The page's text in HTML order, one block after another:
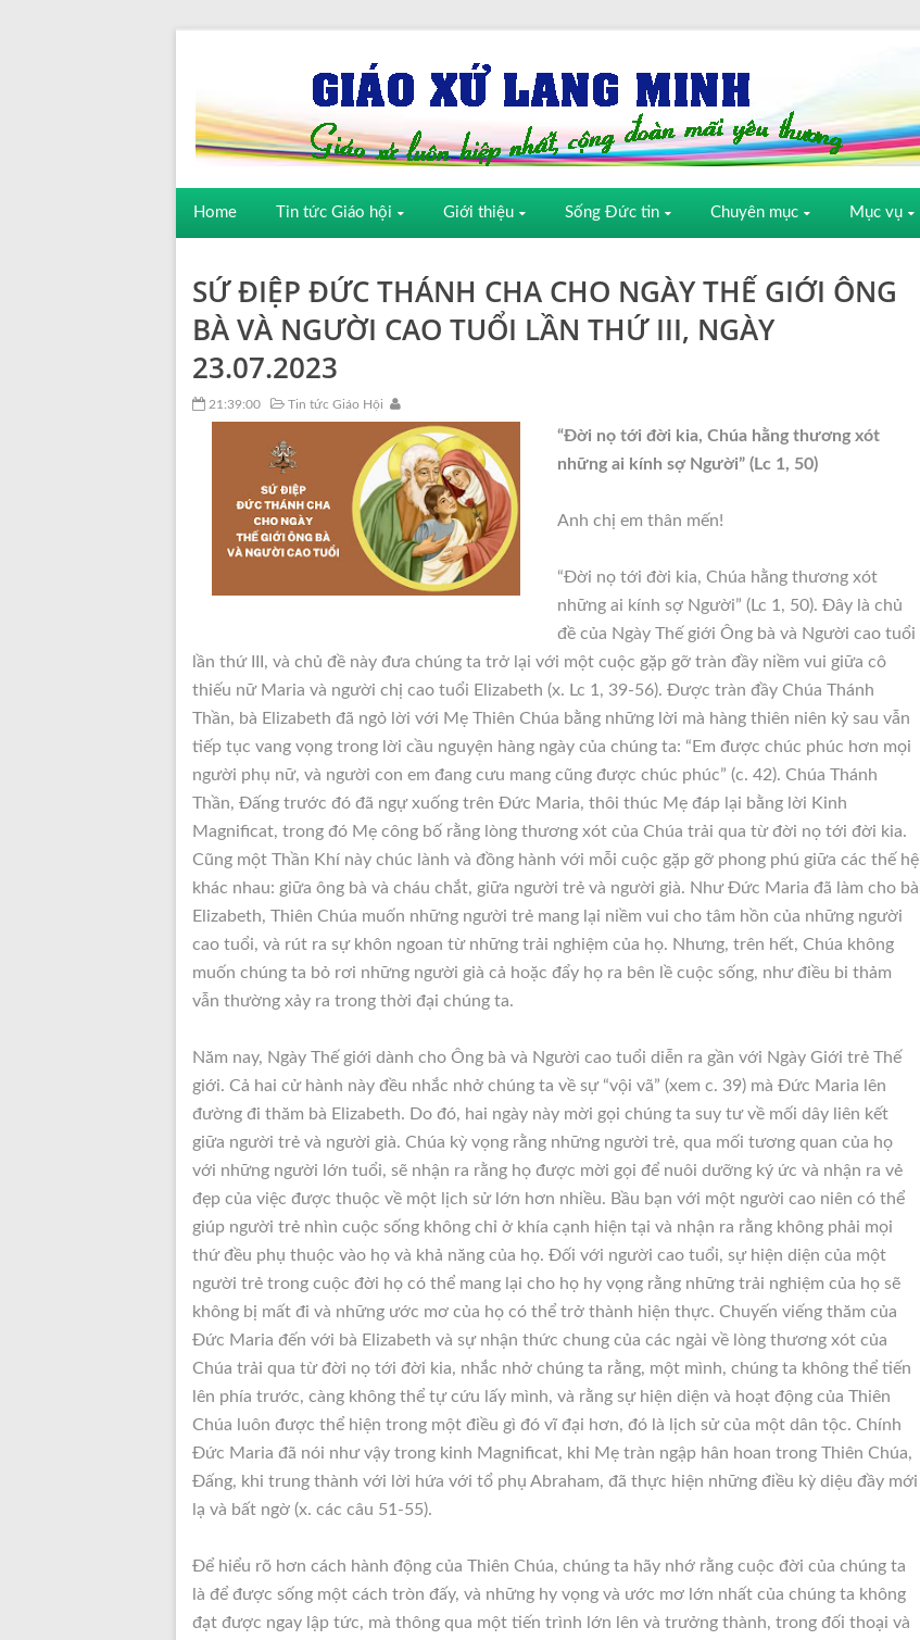
Home Tin tức Giáo hội Giới thiệu Sống Đức tin Chuyên mục Mục vụ
SỨ ĐIỆP ĐỨC THÁNH CHA CHO NGÀY THẾ GIỚI ÔNG
BÀ VÀ NGƯỜI CAO TUỔI LẦN THỨ III, NGÀY
23.07.2023
21:39:00 Tin tức Giáo Hội
“Ðời nọ tới đời kia, Chúa hằng thương xót
những ai kính sợ Người” (Lc 1, 50)
Anh chị em thân mến!
“Ðời nọ tới đời kia, Chúa hằng thương xót
những ai kính sợ Người” (Lc 1, 50). Đây là chủ
đề của Ngày Thế giới Ông bà và Người cao tuổi
lần thứ III, và chủ đề này đưa chúng ta trở lại với một cuộc gặp gỡ tràn đầy niềm vui giữa cô
thiếu nữ Maria và người chị cao tuổi Elizabeth (x. Lc 1, 39-56). Được tràn đầy Chúa Thánh
Thần, bà Elizabeth đã ngỏ lời với Mẹ Thiên Chúa bằng những lời mà hàng thiên niên kỷ sau vẫn
tiếp tục vang vọng trong lời cầu nguyện hàng ngày của chúng ta: “Em được chúc phúc hơn mọi
người phụ nữ, và người con em đang cưu mang cũng được chúc phúc” (c. 42). Chúa Thánh
Thần, Đấng trước đó đã ngự xuống trên Đức Maria, thôi thúc Mẹ đáp lại bằng lời Kinh
Magnificat, trong đó Mẹ công bố rằng lòng thương xót của Chúa trải qua từ đời nọ tới đời kia.
Cũng một Thần Khí này chúc lành và đồng hành với mỗi cuộc gặp gỡ phong phú giữa các thế hệ
khác nhau: giữa ông bà và cháu chắt, giữa người trẻ và người già. Như Đức Maria đã làm cho bà
Elizabeth, Thiên Chúa muốn những người trẻ mang lại niềm vui cho tâm hồn của những người
cao tuổi, và rút ra sự khôn ngoan từ những trải nghiệm của họ. Nhưng, trên hết, Chúa không
muốn chúng ta bỏ rơi những người già cả hoặc đẩy họ ra bên lề cuộc sống, như điều bi thảm
vẫn thường xảy ra trong thời đại chúng ta.
Năm nay, Ngày Thế giới dành cho Ông bà và Người cao tuổi diễn ra gần với Ngày Giới trẻ Thế
giới. Cả hai cử hành này đều nhắc nhở chúng ta về sự “vội vã” (xem c. 39) mà Đức Maria lên
đường đi thăm bà Elizabeth. Do đó, hai ngày này mời gọi chúng ta suy tư về mối dây liên kết
giữa người trẻ và người già. Chúa kỳ vọng rằng những người trẻ, qua mối tương quan của họ
với những người lớn tuổi, sẽ nhận ra rằng họ được mời gọi để nuôi dưỡng ký ức và nhận ra vẻ
đẹp của việc được thuộc về một lịch sử lớn hơn nhiều. Bầu bạn với một người cao niên có thể
giúp người trẻ nhìn cuộc sống không chỉ ở khía cạnh hiện tại và nhận ra rằng không phải mọi
thứ đều phụ thuộc vào họ và khả năng của họ. Đối với người cao tuổi, sự hiện diện của một
người trẻ trong cuộc đời họ có thể mang lại cho họ hy vọng rằng những trải nghiệm của họ sẽ
không bị mất đi và những ước mơ của họ có thể trở thành hiện thực. Chuyến viếng thăm của
Đức Maria đến với bà Elizabeth và sự nhận thức chung của các ngài về lòng thương xót của
Chúa trải qua từ đời nọ tới đời kia, nhắc nhở chúng ta rằng, một mình, chúng ta không thể tiến
lên phía trước, càng không thể tự cứu lấy mình, và rằng sự hiện diện và hoạt động của Thiên
Chúa luôn được thể hiện trong một điều gì đó vĩ đại hơn, đó là lịch sử của một dân tộc. Chính
Đức Maria đã nói như vậy trong kinh Magnificat, khi Mẹ tràn ngập hân hoan trong Thiên Chúa,
Đấng, khi trung thành với lời hứa với tổ phụ Abraham, đã thực hiện những điều kỳ diệu đầy mới
lạ và bất ngờ (x. các câu 51-55).
Để hiểu rõ hơn cách hành động của Thiên Chúa, chúng ta hãy nhớ rằng cuộc đời của chúng ta
là để được sống một cách tròn đấy, và những hy vọng và ước mơ lớn nhất của chúng ta không
đạt được ngay lập tức, mà thông qua một tiến trình lớn lên và trưởng thành, trong đối thoại và